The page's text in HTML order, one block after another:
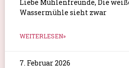
Liebe Mühlenfreunde, Die
Wassermühle sieht zwar
WEITERLESEN»
7. Februar 2026